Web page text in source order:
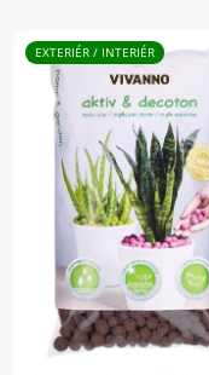
EXTERIÉR / INTERIÉR